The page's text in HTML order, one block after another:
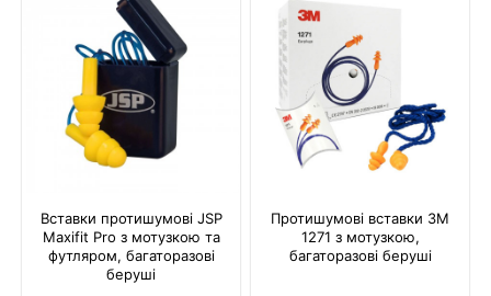
Вставки протишумові JSP
Maxifit Pro з мотузкою та
футляром, багаторазові
беруші
Протишумові вставки 3M
1271 з мотузкою,
багаторазові беруші